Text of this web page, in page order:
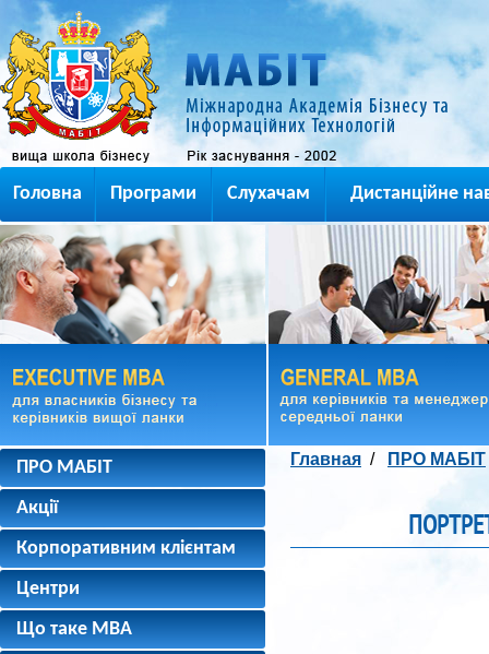
Головна Програми Слухачам Дистанційне
ПРО МАБІТ
Акції
Корпоративним клієнтам
Центри
Що таке MBA
Главная / ПРО МАБІТ